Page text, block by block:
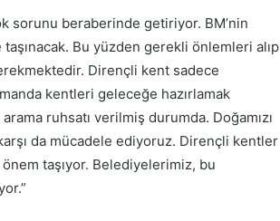
sorunu beraberinde getiriyor. BM’nin
Bu yüzden gerekli önlemleri alıp
Dirençli kent sadece
kentleri geleceğe hazırlamak
ruhsatı verilmiş durumda. Doğamızı
da mücadele ediyoruz. Dirençli kentler
taşıyor. Belediyelerimiz, bu